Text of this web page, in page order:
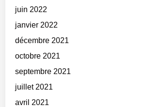
juin 2022
janvier 2022
décembre 2021
octobre 2021
septembre 2021
juillet 2021
avril 2021